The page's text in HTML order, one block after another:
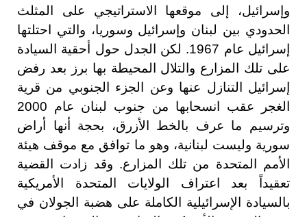
وإسرائيل، إلى موقعها الاستراتيجي على المثلث
الحدودي بين لبنان وإسرائيل وسوريا، والتي احتلتها
إسرائيل عام 1967. لكن الجدل حول أحقية السيادة
على تلك المزارع والتلال المحيطة بها برز بعد رفض
إسرائيل التنازل عنها وعن الجزء الجنوبي من قرية
الغجر عقب انسحابها من جنوب لبنان عام 2000
وترسيم ما عرف بالخط الأزرق، بحجة أنها أراض
سورية وليست لبنانية، وهو ما توافق مع موقف هيئة
الأمم المتحدة من تلك المزارع. وقد زادت القضية
تعقيداً بعد اعتراف الولايات المتحدة الأمريكية
بالسيادة الإسرائيلية الكاملة على هضبة الجولان في